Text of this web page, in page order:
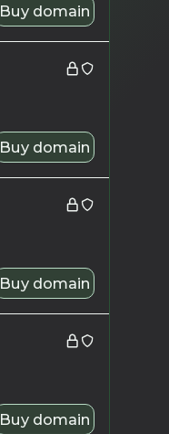
Buy domain
Buy domain
Buy domain
Buy domain